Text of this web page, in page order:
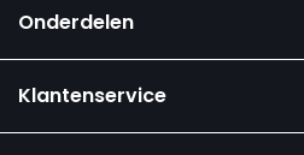
Onderdelen
Klantenservice